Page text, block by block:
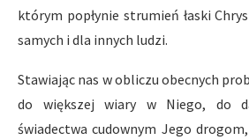
którym popłynie strumień łaski
samych i dla innych ludzi.
Stawiając nas w obliczu obecnych
do większej wiary w Niego, do
świadectwa cudownym Jego